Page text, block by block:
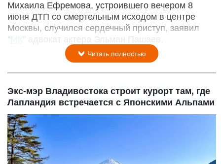
Михаила Ефремова, устроившего вечером 8
июня ДТП со смертельным исходом в центре
Москвы, случился сердечный приступ, заявил
"МК" адвокат актера Эльман Пашаев.
Читать полностью
Экс-мэр Владивостока строит курорт там, где
Лапландия встречается с Японскими Альпами